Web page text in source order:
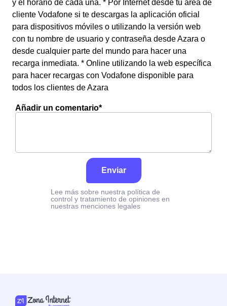
y el horario de cada una. * Por Internet desde tu área de
cliente Vodafone si te descargas la aplicación oficial
para dispositivos móviles o utilizando la versión web
con tu nombre de usuario y contraseña desde Azara o
desde cualquier parte del mundo para hacer una
recarga inmediata. * Online utilizando la web específica
para hacer recargas con Vodafone disponible para
todos los clientes de Azara
Añadir un comentario*
Enviar
Lee más sobre nuestra política de
control y tratamiento de opiniones en
nuestras menciones legales